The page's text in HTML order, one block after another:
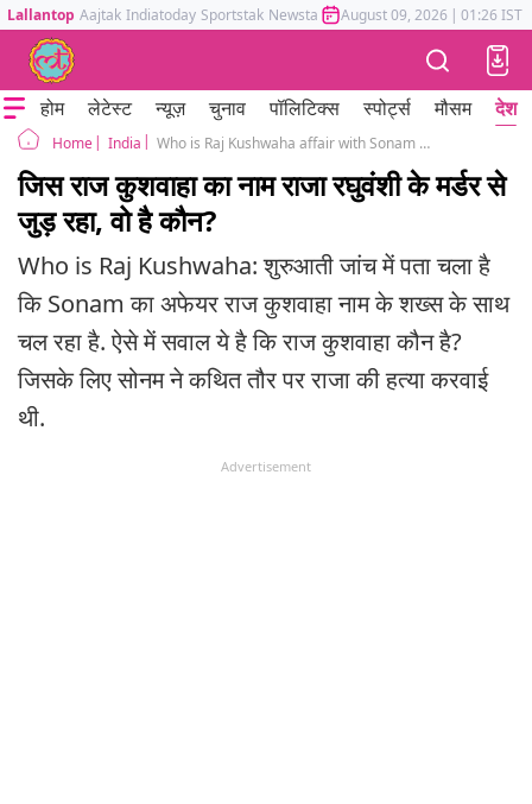
Lallantop Aajtak Indiatoday Sportstak Newstak Mumbai Tak Astrotak
August 09, 2026 | 01:26 IST
होम लेटेस्ट न्यूज़ चुनाव पॉलिटिक्स स्पोर्ट्स मौसम देश
Home India Who is Raj Kushwaha affair with Sonam husband raja raghuvanshi murder case
जिस राज कुशवाहा का नाम राजा रघुवंशी के मर्डर से
जुड़ रहा, वो है कौन?
Who is Raj Kushwaha: शुरुआती जांच में पता चला है
कि Sonam का अफेयर राज कुशवाहा नाम के शख्स के साथ
चल रहा है. ऐसे में सवाल ये है कि राज कुशवाहा कौन है?
जिसके लिए सोनम ने कथित तौर पर राजा की हत्या करवाई
थी.
Advertisement